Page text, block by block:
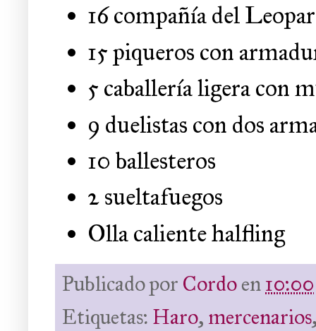
16 compañía del
15 piqueros con
5 caballería ligera con
9 duelistas con dos
10 ballesteros
2 sueltafuegos
Olla caliente halfling
Publicado por Cordoen10:00
Etiquetas: Haro,mercenarios